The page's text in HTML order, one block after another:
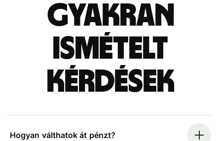
Gyakran
ismételt
kérdések
Hogyan válthatok át pénzt?